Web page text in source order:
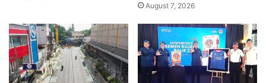
August 7, 2026